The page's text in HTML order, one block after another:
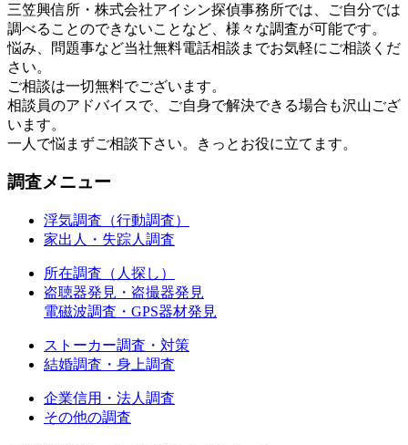
三笠興信所・株式会社アイシン探偵事務所では、ご自分では
調べることのできないことなど、様々な調査が可能です。
悩み、問題事など当社無料電話相談までお気軽にご相談くだ
さい。
ご相談は一切無料でございます。
相談員のアドバイスで、ご自身で解決できる場合も沢山ござ
います。
一人で悩まずご相談下さい。きっとお役に立てます。
調査メニュー
浮気調査（行動調査）
家出人・失踪人調査
所在調査（人探し）
盗聴器発見・盗撮器発見
電磁波調査・GPS器材発見
ストーカー調査・対策
結婚調査・身上調査
企業信用・法人調査
その他の調査